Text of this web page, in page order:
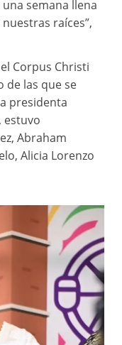
semana llena
raíces”,
Corpus Christi
de las que se
presidenta
estuvo
Abraham
Alicia Lorenzo